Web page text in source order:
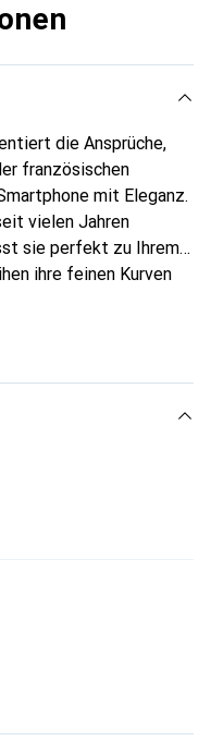
die Ansprüche,
französischen
mit Eleganz.
vielen Jahren
sie perfekt zu Ihrem
ihre feinen Kurven
für eine